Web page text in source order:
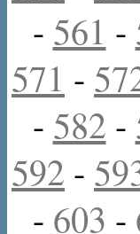
- 561 -
571 -
- 582 -
592 -
- 603 -